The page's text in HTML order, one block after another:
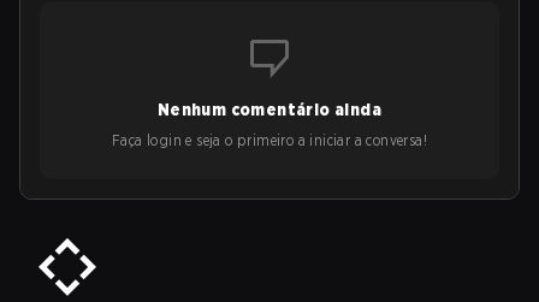
Nenhum comentário ainda
Faça login e seja o primeiro a iniciar a conversa!